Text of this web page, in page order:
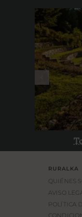
RURALKA
QUIÉNES
AVISO
POLÍTICA